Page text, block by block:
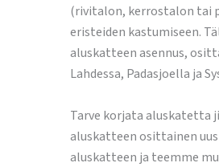
(rivitalon, kerrostalon tai
eristeiden kastumiseen.
aluskatteen asennus,
Lahdessa, Padasjoella ja
Tarve korjata aluskatetta
aluskatteen osittainen
aluskatteen ja teemme